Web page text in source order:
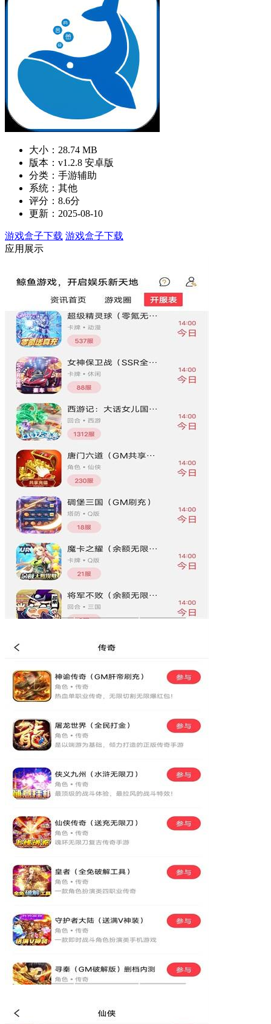
大小：28.74 MB
版本：v1.2.8 安卓版
分类：手游辅助
系统：其他
评分：8.6分
更新：2025-08-10
游戏盒子下载 游戏盒子下载
应用展示